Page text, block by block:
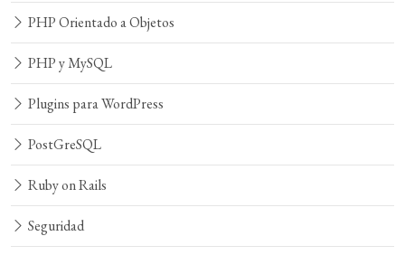
PHP Orientado a Objetos
PHP y MySQL
Plugins para WordPress
PostGreSQL
Ruby on Rails
Seguridad